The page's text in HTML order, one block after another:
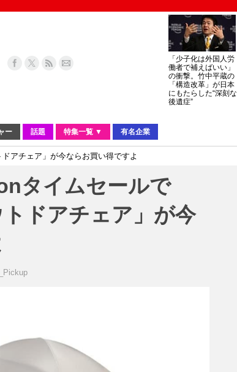
「少子化は外国人労
働者で補えばいい」
の衝撃。竹中平蔵の
「構造改革」が日本
にもたらした“深刻な
後遺症”
ー 話題 特集一覧 ▼ 有名企業
アチェア」が今ならお買い得ですよ
タイムセールで
トドアチェア」が今